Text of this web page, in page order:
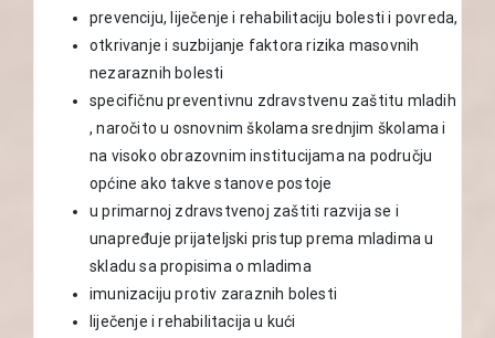
prevenciju, liječenje i rehabilitaciju bolesti i povreda,
otkrivanje i suzbijanje faktora rizika masovnih
nezaraznih bolesti
specifičnu preventivnu zdravstvenu zaštitu mladih
, naročito u osnovnim školama srednjim školama i
na visoko obrazovnim institucijama na području
općine ako takve stanove postoje
u primarnoj zdravstvenoj zaštiti razvija se i
unapređuje prijateljski pristup prema mladima u
skladu sa propisima o mladima
imunizaciju protiv zaraznih bolesti
liječenje i rehabilitacija u kući